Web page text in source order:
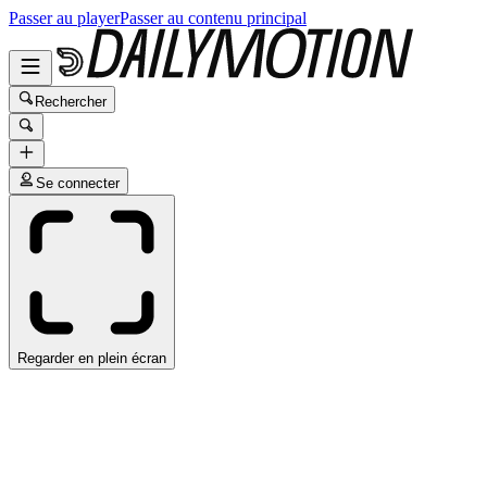
Passer au playerPasser au contenu principal
Rechercher
Se connecter
Regarder en plein écran